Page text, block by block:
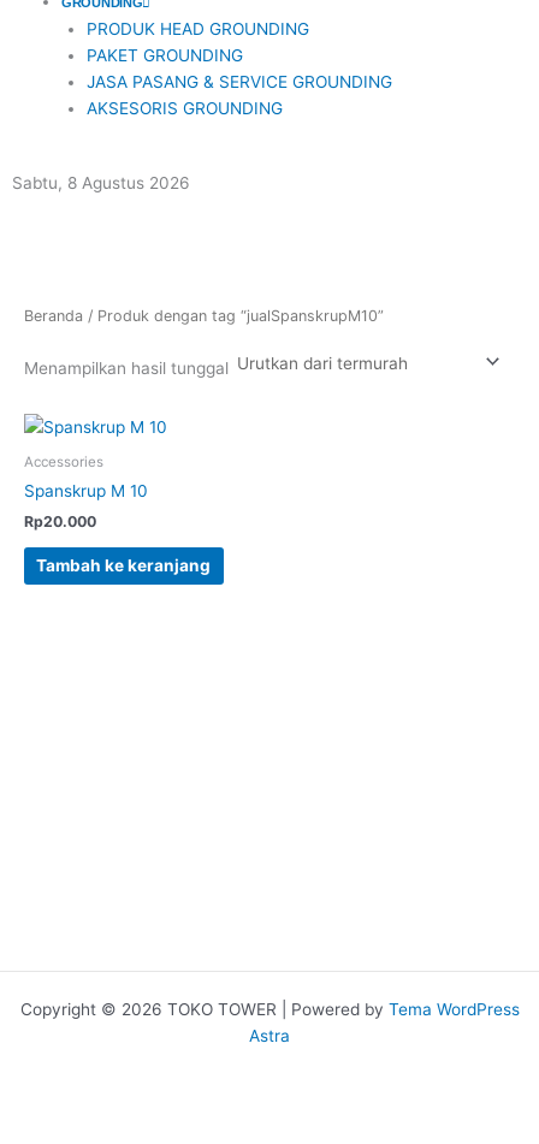
PRODUK HEAD GROUNDING
PAKET GROUNDING
JASA PASANG & SERVICE GROUNDING
AKSESORIS GROUNDING
Sabtu, 8 Agustus 2026
Beranda / Produk dengan tag “jualSpanskrupM10”
Menampilkan hasil tunggal
Accessories
Spanskrup M 10
Rp20.000
Tambah ke keranjang
Copyright © 2026 TOKO TOWER | Powered by Tema WordPress
Astra